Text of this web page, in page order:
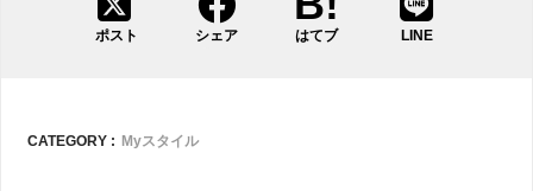
ポスト シェア はてブ LINE
CATEGORY : Myスタイル